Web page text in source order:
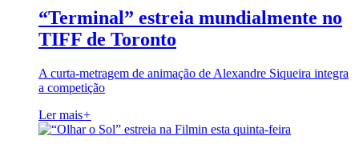
“Terminal” estreia mundialmente no
TIFF de Toronto
A curta-metragem de animação de Alexandre Siqueira integra
a competição
Ler mais+